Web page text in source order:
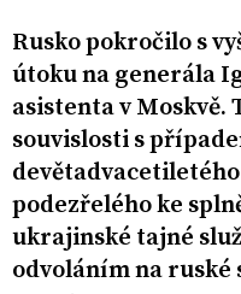
Rusko pokročilo s
útoku na generála
asistenta v Moskvě.
souvislosti s
podezřelého ke
ukrajinské tajné
odvoláním na